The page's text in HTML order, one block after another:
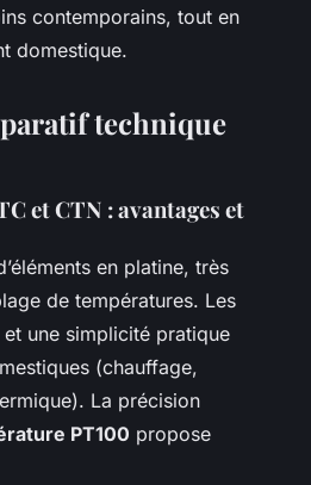
contemporains, tout en
domestique.
technique
et CTN : avantages et
en platine, très
de températures. Les
une simplicité pratique
(chauffage,
La précision
PT100 propose